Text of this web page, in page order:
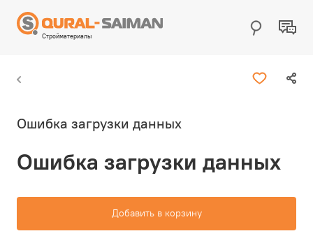
Стройматериалы
Ошибка загрузки данных
Ошибка загрузки данных
Добавить в корзину